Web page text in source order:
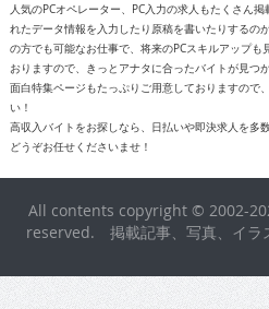
人気のPCオペレーター、PC入力の求人もたくさん
れたデータ情報を入力したり原稿を書いたりするの
の方でも可能なお仕事で、将来のPCスキルアップ
おりますので、きっとアナタに合ったバイトが見つか
面白特集ページもたっぷりご用意しておりますので
い！
高収入バイトをお探しなら、日払いや即決求人を多
どうぞお任せくださいませ！
All contents copyright © 2002-
reserved. 掲載記事、写真、イラ